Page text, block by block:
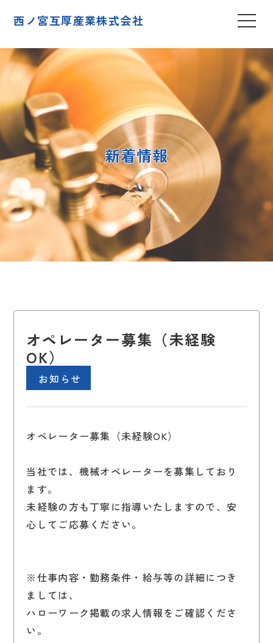
西ノ宮互厚産業株式会社
新着情報
オペレーター募集（未経験
OK）
お知らせ
オペレーター募集（未経験OK）
当社では、機械オペレーターを募集しており
ます。
未経験の方も丁寧に指導いたしますので、安
心してご応募ください。
※仕事内容・勤務条件・給与等の詳細につき
ましては、
ハローワーク掲載の求人情報をご確認くださ
い。